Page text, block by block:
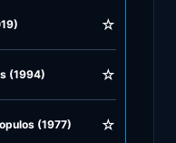
☆
(1994) ☆
(1977) ☆